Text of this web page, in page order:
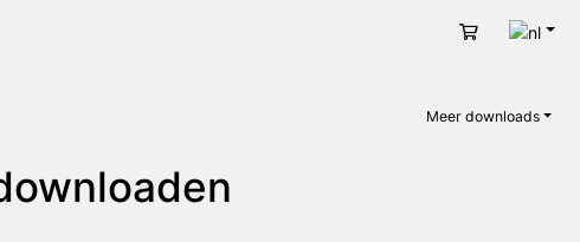
Winkelwagen
Meer downloads